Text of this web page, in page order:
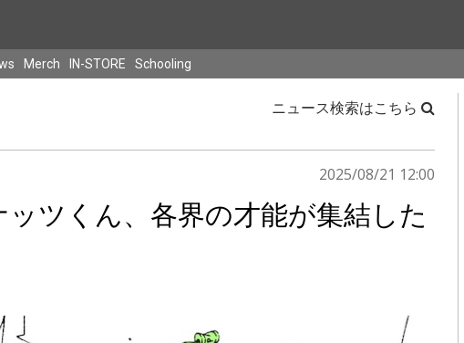
Merch IN-STORE Schooling
ニュース検索はこちら
2025/08/21 12:00
ッツくん、各界の才能が集結した